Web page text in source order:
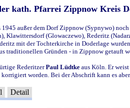
kath. Pfarrei Zippnow Kreis
außer dem Dorf Zippnow (Sypnywo)
Klawittersdorf (Glowaczewo), Rederitz
mit der Tochterkirche in Doderlage
traditionellen Gründen - in Zippnow getauft
RederitzerPaul Lüdtke aus Köln. Er
worden. Bei der Abschrift kann es
Detail